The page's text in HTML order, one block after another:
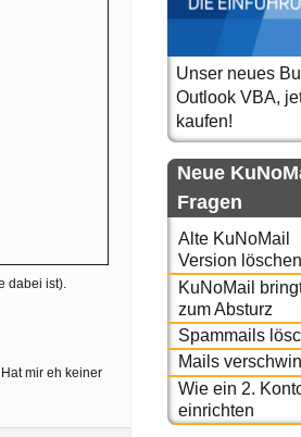
dabei ist).
mir eh keiner
Unser neues
Outlook VBA,
kaufen!
Neue
Fragen
Alte KuNoMail
Version löschen
KuNoMail
zum Absturz
Spammails
Mails
Wie ein 2.
einrichten